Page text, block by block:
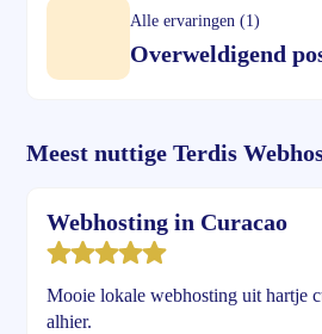
Alle ervaringen (1)
Overweldigend
Meest nuttige Terdis
Webhosting in Curacao
Mooie lokale webhosting uit hartje
alhier.